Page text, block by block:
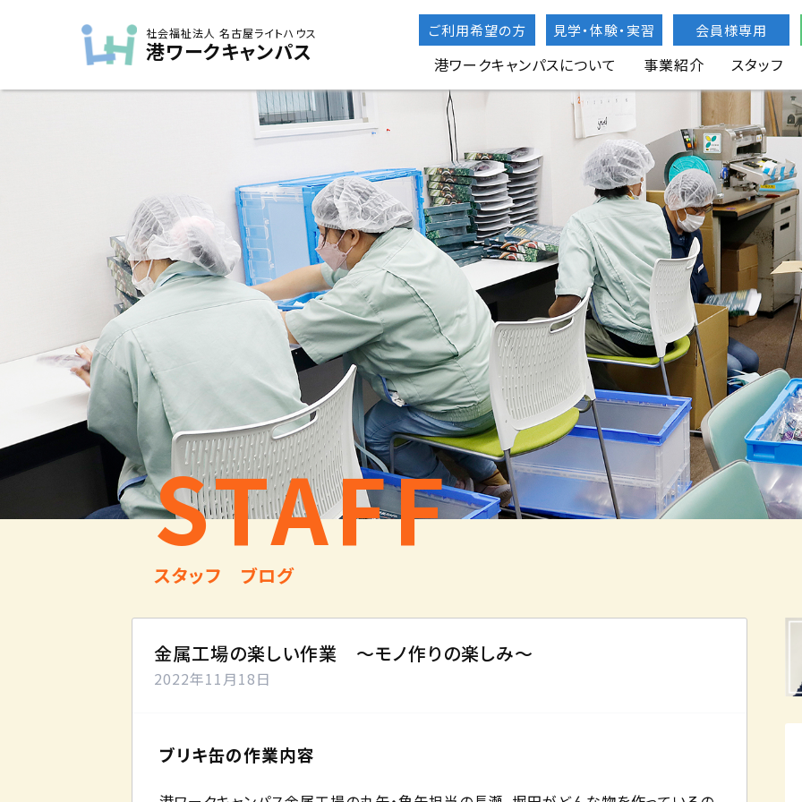
社会福祉法人 名古屋ライトハウス
港ワークキャンパス
ご利用希望の方 見学・体験・実習 会員様専用
港ワークキャンパスについて 事業紹介 スタッフ
STAFF
スタッフ ブログ
金属工場の楽しい作業 ～モノ作りの楽しみ～
2022年11月18日
ブリキ缶の作業内容